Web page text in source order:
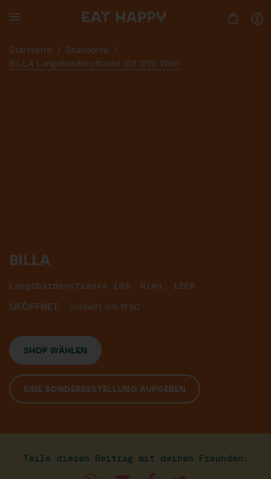
TO
Startseite / Standorte
/
BILLA Langobardenstrasse 103 1220 Wien
BILLA
Langobardenstrasse 103, Wien, 1220
GEÖFFNET
Schließt um 19:50
SHOP WÄHLEN
EINE SONDERBESTELLUNG AUFGEBEN
Teile diesen Beitrag mit deinen Freunden: